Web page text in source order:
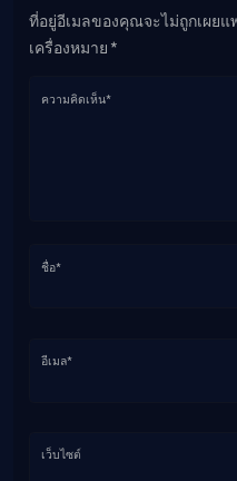
ที่อยู่อีเมลของคุณจะไม่ถูกเผยแ
เครื่องหมาย *
ความคิดเห็น*
ชื่อ*
อีเมล*
เว็บไซต์